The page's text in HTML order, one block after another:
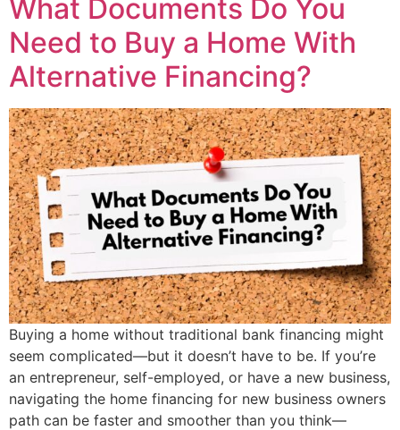
What Documents Do You
Need to Buy a Home With
Alternative Financing?
Buying a home without traditional bank financing might
seem complicated—but it doesn’t have to be. If you’re
an entrepreneur, self-employed, or have a new business,
navigating the home financing for new business owners
path can be faster and smoother than you think—